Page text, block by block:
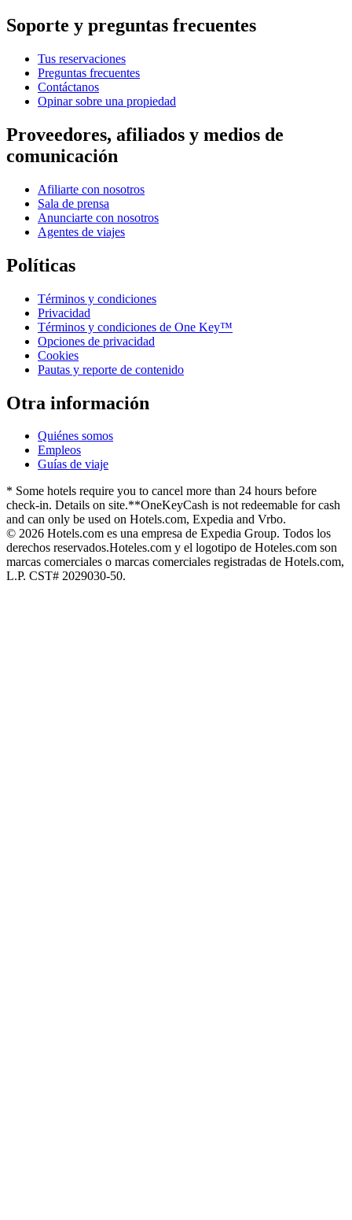
Soporte y preguntas frecuentes
Tus reservaciones
Preguntas frecuentes
Contáctanos
Opinar sobre una propiedad
Proveedores, afiliados y medios de
comunicación
Afiliarte con nosotros
Sala de prensa
Anunciarte con nosotros
Agentes de viajes
Políticas
Términos y condiciones
Privacidad
Términos y condiciones de One Key™
Opciones de privacidad
Cookies
Pautas y reporte de contenido
Otra información
Quiénes somos
Empleos
Guías de viaje
* Some hotels require you to cancel more than 24 hours before
check-in. Details on site.**OneKeyCash is not redeemable for cash
and can only be used on Hotels.com, Expedia and Vrbo.
© 2026 Hotels.com es una empresa de Expedia Group. Todos los
derechos reservados.Hoteles.com y el logotipo de Hoteles.com son
marcas comerciales o marcas comerciales registradas de Hotels.com,
L.P. CST# 2029030-50.